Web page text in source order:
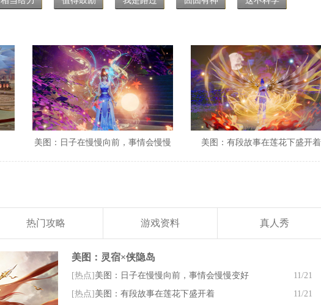
美图：日子在慢慢向前，事情会慢慢 美图：有段故事在莲花下盛开着
热门攻略 游戏资料 真人秀
美图：灵宿×侠隐岛
[热点] 美图：日子在慢慢向前，事情会慢慢变好
11/21
[热点] 美图：有段故事在莲花下盛开着 11/21